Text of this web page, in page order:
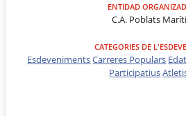
ENTIDAD
C.A. Poblats
CATEGORIES DE
EsdevenimentsCarreres Populars
Participatius